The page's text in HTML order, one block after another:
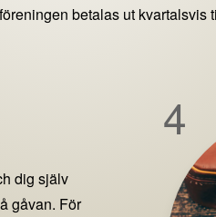
betalas ut kvartalsvis
4
dig själv
gåvan. För